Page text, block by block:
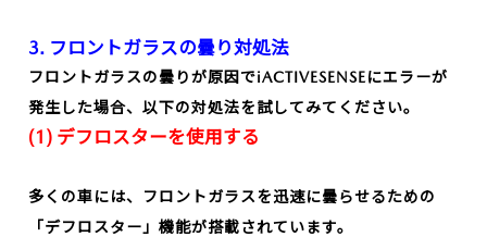
3. フロントガラスの曇り対処法
フロントガラスの曇りが原因でiACTIVESENSEにエラーが
発生した場合、以下の対処法を試してみてください。
(1) デフロスターを使用する
多くの車には、フロントガラスを迅速に曇らせるための
「デフロスター」機能が搭載されています。